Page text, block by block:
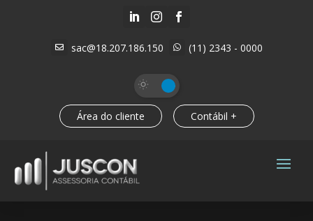
  
 sac@18.207.186.150  (11) 2343 - 0000
Área do cliente Contábil +